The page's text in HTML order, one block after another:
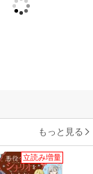
もっと見る
立読み増量